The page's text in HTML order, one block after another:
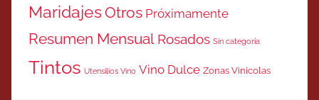
MaridajesOtros Próximamente
Resumen Mensual Rosados Sin categoría
Tintos Utensilios Vino Vino Dulce Zonas Vinicolas